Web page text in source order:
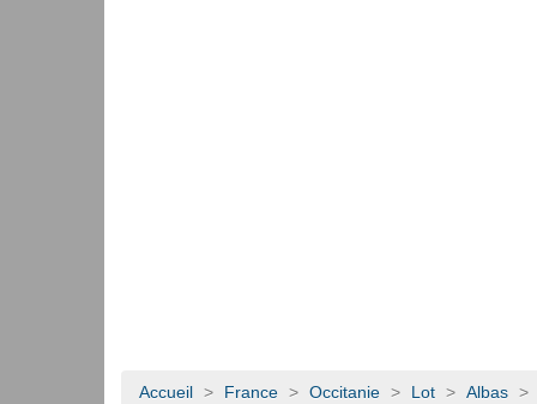
Accueil > France > Occitanie > Lot > Albas >